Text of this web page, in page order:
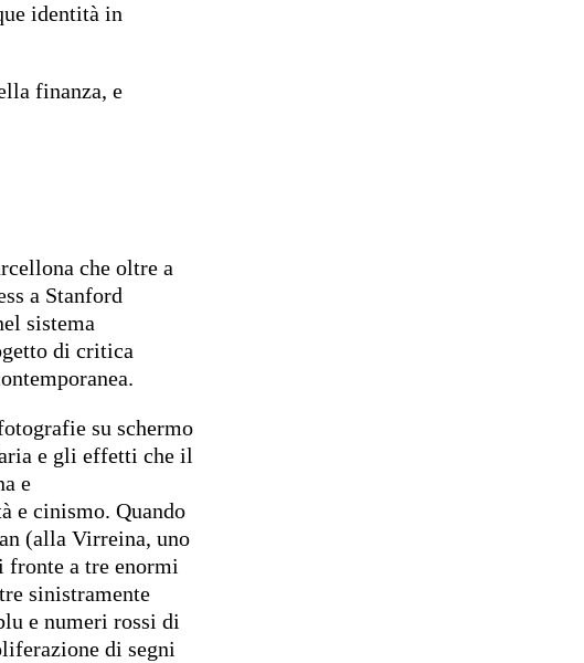
identità in
finanza, e
che oltre a
a Stanford
sistema
di critica
su schermo
e gli effetti che il
e
e cinismo. Quando
(alla Virreina, uno
a tre enormi
sinistramente
e numeri rossi di
di segni